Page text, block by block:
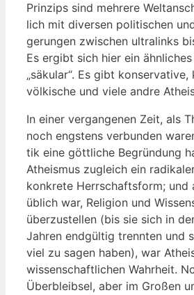
Prin­zips sind meh­re­re
lich mit diver­sen poli­ti­schen
ge­run­gen zwi­schen ultra­links
Es ergibt sich hier ein
„säku­lar“. Es gibt
völ­ki­sche und vie­le and­re
In einer ver­gan­ge­nen Zeit, als
noch engs­tens ver­bun­den
tik eine gött­li­che Begrün­dung
Athe­is­mus zugleich ein
kon­kre­te Herr­schafts­form; und
üblich war, Reli­gi­on und
über­zu­stel­len (bis sie sich in
Jah­ren end­gül­tig trenn­ten und
viel zu sagen haben), war
wis­sen­schaft­li­chen Wahr­heit.
Über­bleib­sel, aber im Gro­ßen